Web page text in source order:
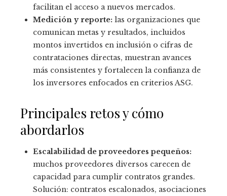
facilitan el acceso a nuevos mercados.
Medición y reporte: las organizaciones que
comunican metas y resultados, incluidos
montos invertidos en inclusión o cifras de
contrataciones directas, muestran avances
más consistentes y fortalecen la confianza de
los inversores enfocados en criterios ASG.
Principales retos y cómo
abordarlos
Escalabilidad de proveedores pequeños:
muchos proveedores diversos carecen de
capacidad para cumplir contratos grandes.
Solución: contratos escalonados, asociaciones